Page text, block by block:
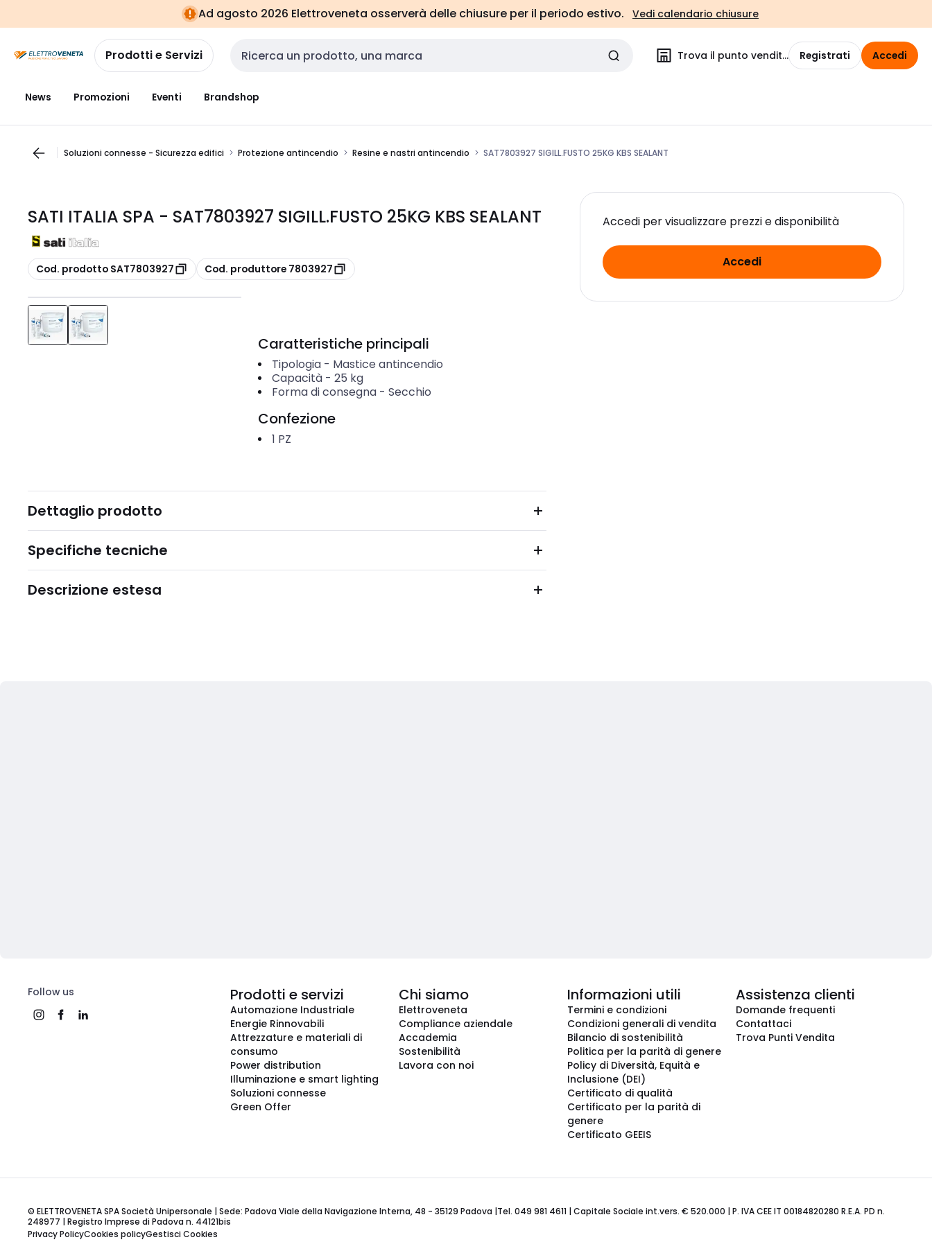
navigazionealla
pagina
Ad agosto 2026 Elettroveneta osserverà delle chiusure per il periodo estivo. Vedi calendario chiusure
Prodotti e Servizi Cerca input Trova il punto vendita Registrati Accedi
News Promozioni Eventi Brandshop
Soluzioni connesse - Sicurezza edifici Protezione antincendio Resine e nastri antincendio SAT7803927 SIGILL.FUSTO 25KG KBS SEALANT
SATI ITALIA SPA - SAT7803927 SIGILL.FUSTO 25KG KBS SEALANT
copia
Cod. prodotto SAT7803927 copia
Cod. produttore 7803927
Accedi per visualizzare prezzi e disponibilità
Accedi
Caratteristiche principali
Tipologia- Mastice antincendio
Capacità- 25 kg
Forma di consegna- Secchio
Confezione
1 PZ
Dettaglio prodotto
Specifiche tecniche
Descrizione estesa
Follow us Prodotti e servizi
Automazione Industriale
Energie Rinnovabili
Attrezzature e materiali di
consumo
Power distribution
Illuminazione e smart lighting
Soluzioni connesse
Green Offer
Chi siamo
Elettroveneta
Compliance aziendale
Accademia
Sostenibilità
Lavora con noi
Informazioni utili
Termini e condizioni
Condizioni generali di vendita
Bilancio di sostenibilità
Politica per la parità di genere
Policy di Diversità, Equità e
Inclusione (DEI)
Certificato di qualità
Certificato per la parità di
genere
Certificato GEEIS
Assistenza clienti
Domande frequenti
Contattaci
Trova Punti Vendita
© ELETTROVENETA SPA Società Unipersonale | Sede: Padova Viale della Navigazione Interna, 48 - 35129 Padova |Tel. 049 981 4611 | Capitale Sociale int.vers. € 520.000 | P. IVA CEE IT 00184820280 R.E.A. PD n.
248977 | Registro Imprese di Padova n. 44121bis
Privacy PolicyCookies policyGestisci Cookies